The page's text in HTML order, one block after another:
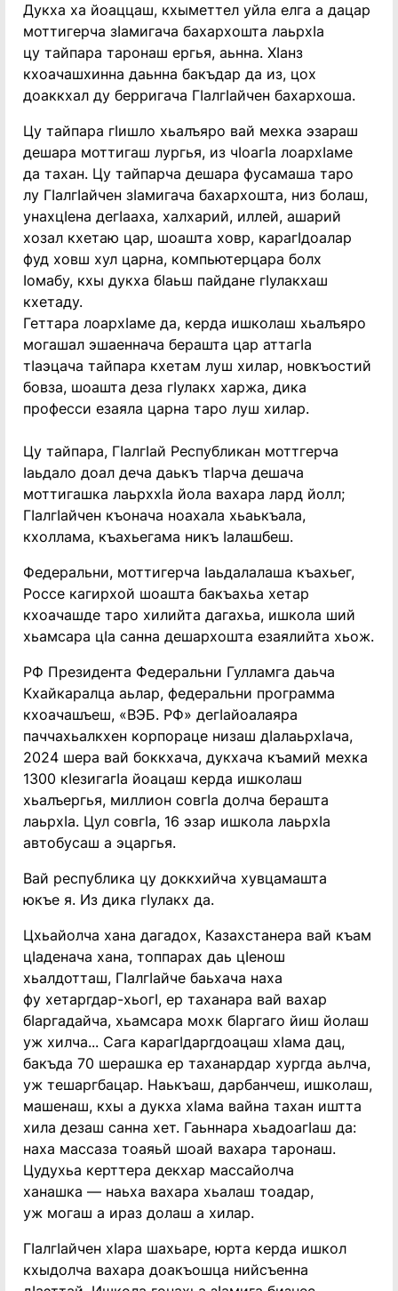
Дукха ха йоаццаш, кхыметтел уйла елга а дацар
моттигерча зIамигача бахархошта лаьрхIа
цу тайпара таронаш ергья, аьнна. ХIанз
кхоачашхинна даьнна бакъдар да из, цох
доаккхал ду берригача ГIалгIайчен бахархоша.
Цу тайпара гIишло хьалъяро вай мехка эзараш
дешара моттигаш лургья, из чIоагIа лоархIаме
да тахан. Цу тайпарча дешара фусамаша таро
лу ГIалгIайчен зIамигача бахархошта, низ болаш,
унахцIена дегIааха, халхарий, иллей, ашарий
хозал кхетаю цар, шоашта ховр, карагIдоалар
фуд ховш хул царна, компьютерцара болх
Iомабу, кхы дукха бIаьш пайдане гIулакхаш
кхетаду.
Геттара лоархIаме да, керда ишколаш хьалъяро
могашал эшаеннача берашта цар аттагIа
тIаэцача тайпара кхетам луш хилар, новкъостий
бовза, шоашта деза гIулакх харжа, дика
професси езаяла царна таро луш хилар.
Цу тайпара, ГIалгIай Республикан моттгерча
Iаьдало доал деча даькъ тIарча дешача
моттигашка лаьрххIа йола вахара лард йолл;
ГIалгIайчен къонача ноахала хьаькъала,
кхоллама, къахьегама никъ Iалашбеш.
Федеральни, моттигерча Iаьдалалаша къахьег,
Россе кагирхой шоашта бакъахьа хетар
кхоачашде таро хилийта дагахьа, ишкола ший
хьамсара цIа санна дешархошта езаялийта хьож.
РФ Президента Федеральни Гулламга даьча
Кхайкаралца аьлар, федеральни программа
кхоачашъеш, «ВЭБ. РФ» дегIайоалаяра
паччахьалкхен корпораце низаш дIалаьрхIача,
2024 шера вай боккхача, дукхача къамий мехка
1300 кIезигагIа йоацаш керда ишколаш
хьалъергья, миллион совгIа долча берашта
лаьрхIа. Цул совгIа, 16 эзар ишкола лаьрхIа
автобусаш а эцаргья.
Вай республика цу доккхийча хувцамашта
юкъе я. Из дика гIулакх да.
Цхьайолча хана дагадох, Казахстанера вай къам
цIаденача хана, топпарах даь цIенош
хьалдотташ, ГIалгIайче баьхача наха
фу хетаргдар-хьогI, ер таханара вай вахар
бIаргадайча, хьамсара мохк бIаргаго йиш йолаш
уж хилча... Сага карагIдаргдоацаш хIама дац,
бакъда 70 шерашка ер таханардар хургда аьлча,
уж тешаргбацар. Наькъаш, дарбанчеш, ишколаш,
машенаш, кхы а дукха хIама вайна тахан иштта
хила дезаш санна хет. Гаьннара хьадоагIаш да:
наха массаза тоаяьй шоай вахара таронаш.
Цудухьа керттера декхар массайолча
ханашка — наьха вахара хьалаш тоадар,
уж могаш а ираз долаш а хилар.
ГIалгIайчен хIара шахьаре, юрта керда ишкол
кхыдолча вахара доакъошца нийсъенна